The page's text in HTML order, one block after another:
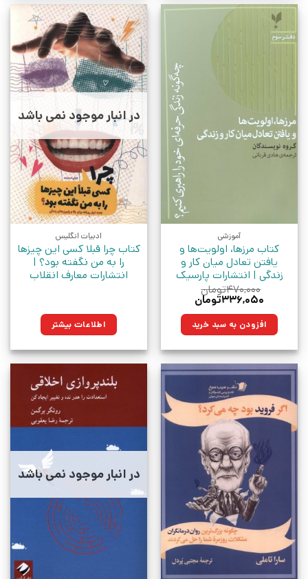
آموزشی
کتاب مرزها، اولویت‌ها و
یافتن تعادل میان کار و
زندگی | انتشارات پارسیک
۴۷۰,۰۰۰تومان
قیمت
۴۷۰,۰۰۰تومان
بود.
۳۳۶,۰۵۰تومان
۳۳۶,۰۵۰تومان.افزودن به سبد خرید
در انبار موجود نمی باشد
ادبیات انگلیس
کتاب چرا قبلا کسی این چیزها
را به من نگفته بود؟ |
انتشارات معارف انقلاب
اطلاعات بیشتر
در انبار موجود نمی باشد